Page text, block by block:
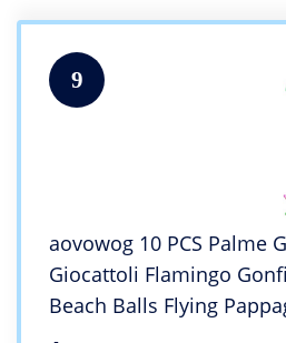
9
aovowog 10 PCS Palme
Giocattoli Flamingo
Beach Balls Flying
la Decorazione del Partito